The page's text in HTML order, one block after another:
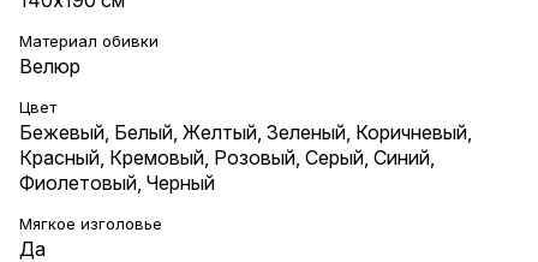
Материал обивки
Велюр
Цвет
Бежевый Белый Желтый Зеленый Коричневый
Красный Кремовый Розовый Серый Синий
Фиолетовый Черный
Мягкое изголовье
Да